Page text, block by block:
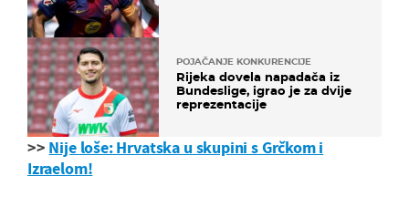
POJAČANJE KONKURENCIJE
Rijeka dovela napadača iz
Bundeslige, igrao je za dvije
reprezentacije
>> Nije loše: Hrvatska u skupini s Grčkom i
Izraelom!